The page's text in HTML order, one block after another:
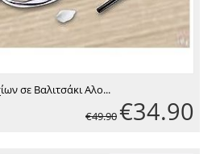
σε Βαλιτσάκι Αλο...
€49.90 €34.90